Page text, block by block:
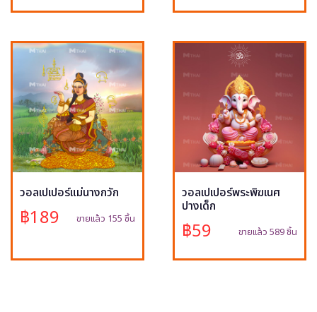
วอลเปเปอร์แม่นางกวัก
฿189 ขายแล้ว 155 ชิ้น
วอลเปเปอร์พระพิฆเนศ
ปางเด็ก
฿59 ขายแล้ว 589 ชิ้น